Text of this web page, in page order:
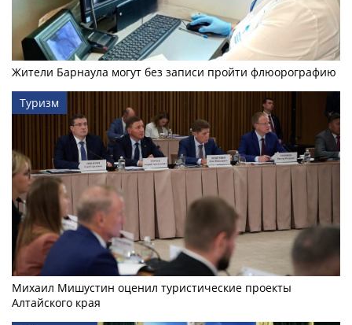
Жители Барнаула могут без записи пройти флюорографию
Туризм
Михаил Мишустин оценил туристические проекты
Алтайского края